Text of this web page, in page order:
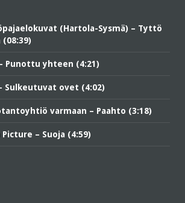
(Hartola-Sysmä) – Tyttö
Punottu yhteen (4:21)
Sulkeutuvat ovet (4:02)
varmaan – Paahto (3:18)
– Suoja (4:59)